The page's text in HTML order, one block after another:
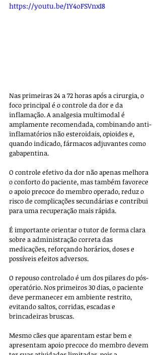
https://youtu.be/1Y4oFSVnxI8
Nas primeiras 24 a 72 horas após a cirurgia, o
foco principal é o controle da dor e da
inflamação. A analgesia multimodal é
amplamente recomendada, combinando anti-
inflamatórios não esteroidais, opioides e,
quando indicado, fármacos adjuvantes como
gabapentina.
O controle efetivo da dor não apenas melhora
o conforto do paciente, mas também favorece
o apoio precoce do membro operado, reduz o
risco de complicações secundárias e contribui
para uma recuperação mais rápida.
É importante orientar o tutor de forma clara
sobre a administração correta das
medicações, reforçando horários, doses e
possíveis efeitos adversos.
O repouso controlado é um dos pilares do pós-
operatório. Nos primeiros 30 dias, o paciente
deve permanecer em ambiente restrito,
evitando saltos, corridas, escadas e
brincadeiras bruscas.
Mesmo cães que aparentam estar bem e
apresentam apoio precoce do membro devem